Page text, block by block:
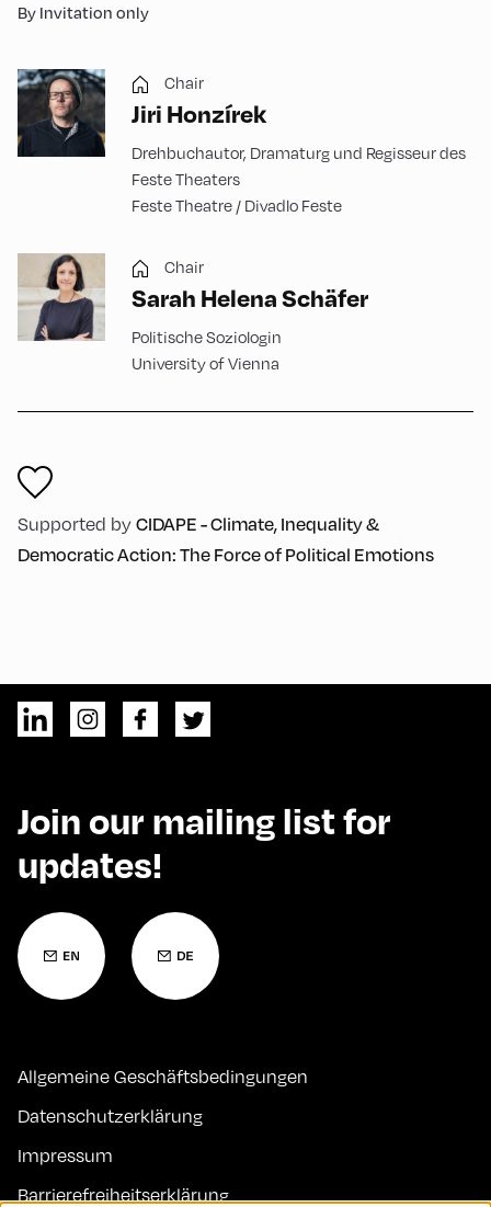
By Invitation only
Supported by CIDAPE - Climate, Inequality &
Democratic Action: The Force of Political Emotions
Chair
Jiri Honzírek
Drehbuchautor, Dramaturg und Regisseur des
Feste Theaters
Feste Theatre / Divadlo Feste
Chair
Sarah Helena Schäfer
Politische Soziologin
University of Vienna
Join our mailing list for
updates!
Allgemeine Geschäftsbedingungen
Datenschutzerklärung
Impressum
Barrierefreiheitserklärung